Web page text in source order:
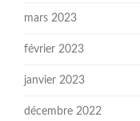
mars 2023
février 2023
janvier 2023
décembre 2022